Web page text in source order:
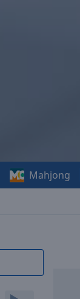
Mahjong